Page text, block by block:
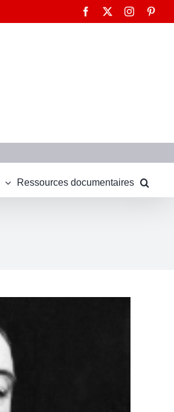
Facebook Instagram
Ressources documentaires